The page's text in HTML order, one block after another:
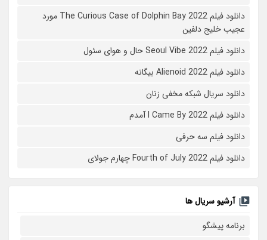
دانلود فیلم The Curious Case of Dolphin Bay 2022 مورد
عجیب خلیج دلفین
دانلود فیلم Seoul Vibe 2022 حال و هوای سئول
دانلود فیلم Alienoid 2022 بیگانه
دانلود سریال شبکه مخفی زنان
دانلود فیلم I Came By 2022 آمدم
دانلود فیلم سه حرفی
دانلود فیلم Fourth of July 2022 چهارم جولای
آرشیو سریال ها
برنامه پیشگو